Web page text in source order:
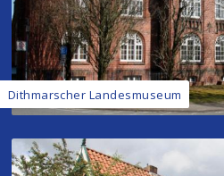
Dithmarscher Landesmuseum